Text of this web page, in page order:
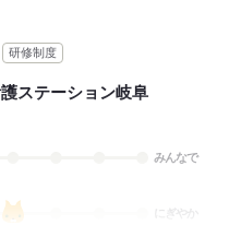
研修制度
ステーション岐阜
みんなで
にぎやか